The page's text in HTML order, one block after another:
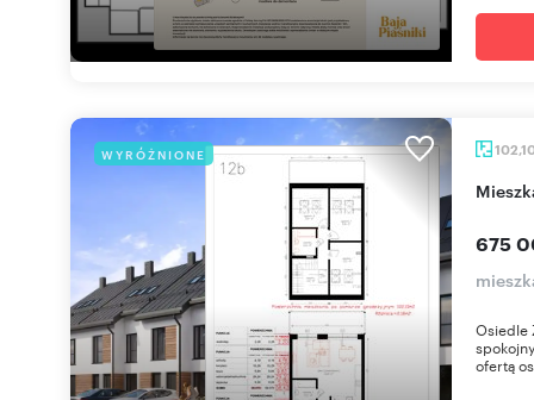
WYRÓŻNIONE
675
Osiedle
ofertą